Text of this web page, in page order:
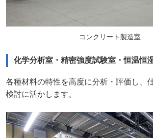
コンクリート製造室
化学分析室・精密強度試験室・恒温恒
各種材料の特性を高度に分析・評価し、
検討に活かします。